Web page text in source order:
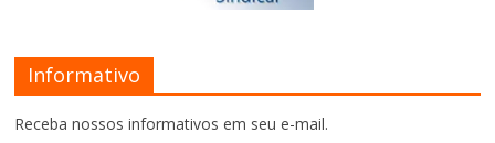
Informativo
Receba nossos informativos em seu e-mail.